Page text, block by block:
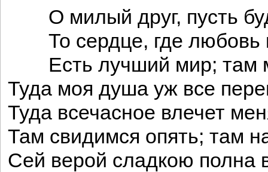
О милый друг, пусть
То сердце, где любовь
Есть лучший мир; там
Туда моя душа уж все
Туда всечасное влечет
Там свидимся опять; там
Сей верой сладкою полна